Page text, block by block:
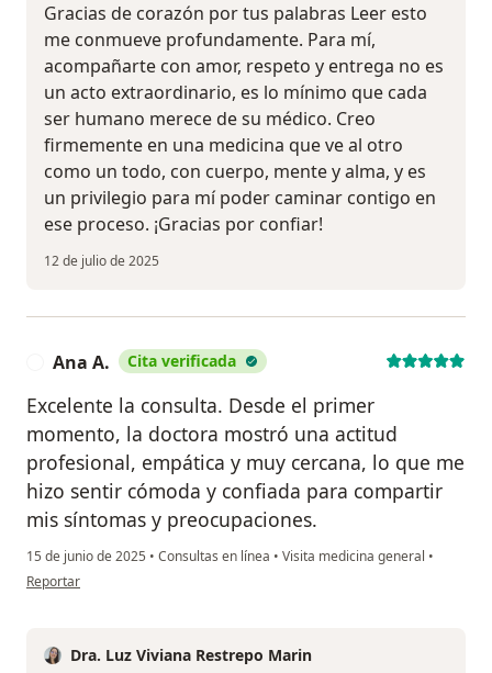
Gracias de corazón por tus palabras Leer esto
me conmueve profundamente. Para mí,
acompañarte con amor, respeto y entrega no es
un acto extraordinario, es lo mínimo que cada
ser humano merece de su médico. Creo
firmemente en una medicina que ve al otro
como un todo, con cuerpo, mente y alma, y es
un privilegio para mí poder caminar contigo en
ese proceso. ¡Gracias por confiar!
12 de julio de 2025
Ana A. Cita verificada
Excelente la consulta. Desde el primer
momento, la doctora mostró una actitud
profesional, empática y muy cercana, lo que me
hizo sentir cómoda y confiada para compartir
mis síntomas y preocupaciones.
15 de junio de 2025 • Consultas en línea • Visita medicina general •
en opinión del usuario Ana A.
Reportar
Dra. Luz Viviana Restrepo Marin